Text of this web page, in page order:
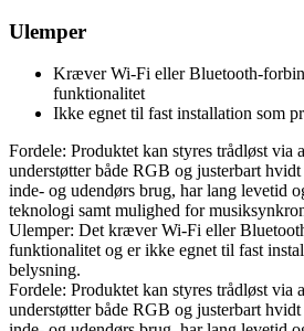
Ulemper
Kræver Wi-Fi eller Bluetooth-
funktionalitet
Ikke egnet til fast installation som
Fordele: Produktet kan styres trådløst via
understøtter både RGB og justerbart
inde- og udendørs brug, har lang levetid
teknologi samt mulighed for
Ulemper: Det kræver Wi-Fi eller
funktionalitet og er ikke egnet til fast
belysning.
Fordele: Produktet kan styres trådløst via
understøtter både RGB og justerbart